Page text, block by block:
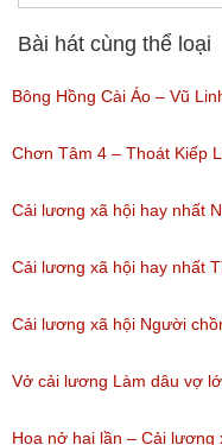
Bài hát cùng thể loại
Bông Hồng Cài Áo – Vũ
Chơn Tâm 4 – Thoát Kiếp
267)
Cải lương xã hội hay nhất
Thủy
(Lượt nghe: 776)
Cải lương xã hội hay nhất
Cải lương xã hội Người
nghe: 475)
Vở cải lương Làm dâu vợ
nghe: 383)
Hoa nở hai lần – Cải